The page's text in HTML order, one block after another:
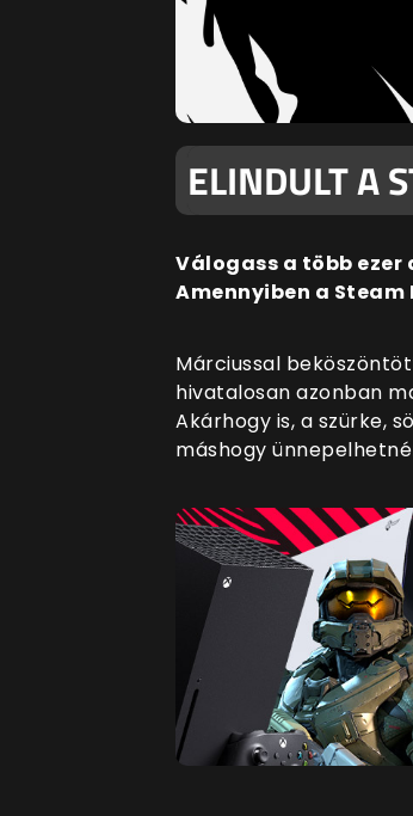
ELINDULT A
Válogass a több ezer
Amennyiben a
Márciussal
hivatalosan azonban
Akárhogy is, a szürke,
máshogy